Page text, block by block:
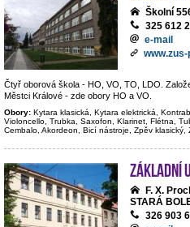
Školní
325 612
e-mail
Čtyř oborová škola - HO, VO, TO, LDO.
Městci Králové - zde obory HO a VO.
Obory: Kytara klasická, Kytara elektrická,
Violoncello, Trubka, Saxofon, Klarinet, Flétna,
Cembalo, Akordeon, Bicí nástroje, Zpěv klasický,
Základní
F. X.
STARÁ
326 903